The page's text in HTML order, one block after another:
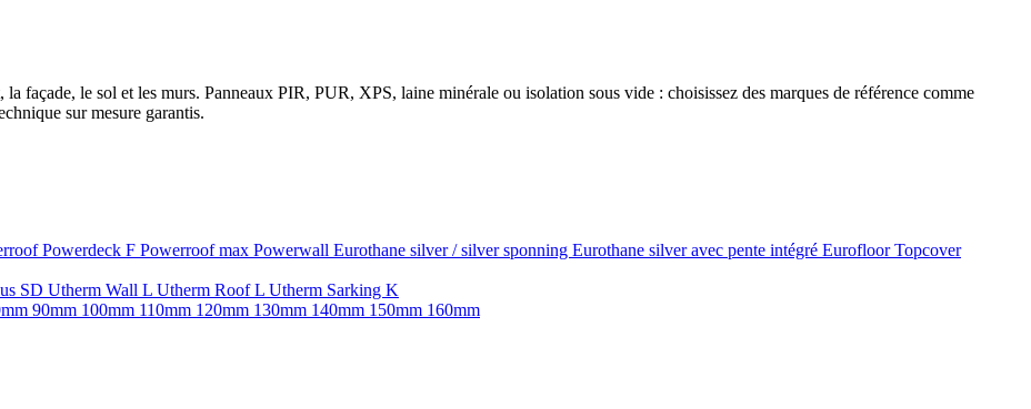
façade, le sol et les murs. Panneaux PIR, PUR, XPS, laine minérale ou isolation sous vide : choisissez des marques de référence comme
sur mesure garantis.
Powerdeck F Powerroof max Powerwall Eurothane silver / silver sponning Eurothane silver avec pente intégré EurofloorTopcover
SD Utherm Wall L Utherm Roof L Utherm Sarking K
90mm 100mm 110mm 120mm 130mm 140mm 150mm 160mm